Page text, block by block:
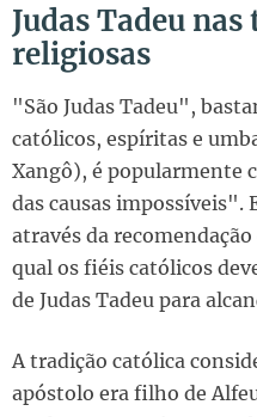
Judas Tadeu
religiosas
"São Judas Tadeu",
católicos, espíritas e
Xangô), é popularmente
das causas impossíveis".
através da
qual os fiéis católicos
de Judas Tadeu para
A tradição católica
apóstolo era filho de